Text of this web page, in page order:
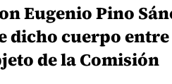
Eugenio Pino
dicho cuerpo
de la Comisión